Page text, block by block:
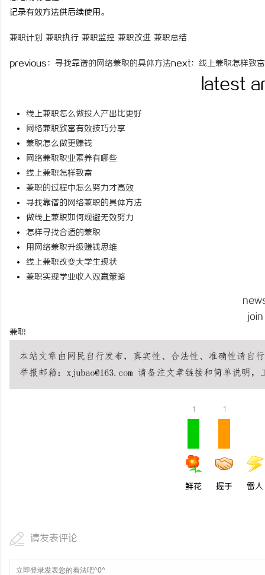
记录有效方法供后续使用。
兼职计划 兼职执行 兼职监控 兼职改进 兼职总结
previous： 寻找靠谱的网络兼职的具体方法next： 线上兼职怎样致富
latest
线上兼职怎么做投入产出比更好
网络兼职致富有效技巧分享
兼职怎么做更赚钱
网络兼职职业素养有哪些
线上兼职怎样致富
兼职的过程中怎么努力才高效
寻找靠谱的网络兼职的具体方法
做线上兼职如何规避无效努力
怎样寻找合适的兼职
用网络兼职升级赚钱思维
线上兼职改变大学生现状
兼职实现学业收入双赢策略
join
兼职
1
鲜花
1
握手 雷人
请发表评论
商标转让：交易风险与避坑指南